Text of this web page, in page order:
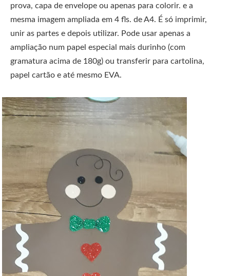
prova, capa de envelope ou apenas para colorir. e a
mesma imagem ampliada em 4 fls. de A4. É só imprimir,
unir as partes e depois utilizar. Pode usar apenas a
ampliação num papel especial mais durinho (com
gramatura acima de 180g) ou transferir para cartolina,
papel cartão e até mesmo EVA.